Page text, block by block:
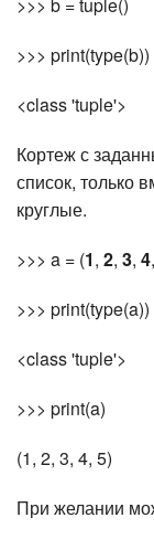
>>> b = tuple()
>>> print(type(b))
<class 'tuple'>
Кортеж с
список, только
круглые.
>>> a = (1, 2, 3, 4,
>>> print(type(a))
<class 'tuple'>
>>> print(a)
(1, 2, 3, 4, 5)
При желании